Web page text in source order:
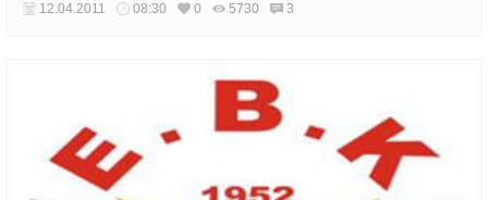
12.04.2011 08:30 0 5730 3